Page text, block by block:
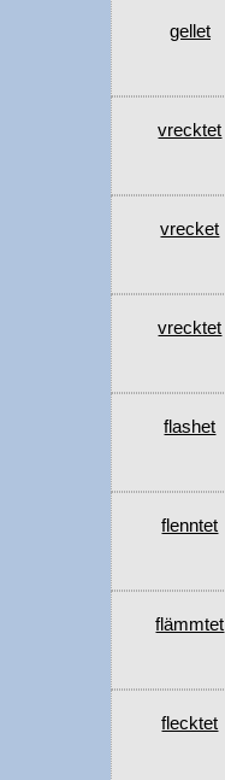
gellet
vrecktet
vrecket
vrecktet
flashet
flenntet
flämmtet
flecktet